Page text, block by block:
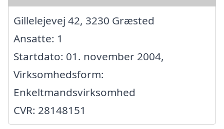
Gillelejevej 42, 3230 Græsted
Ansatte: 1
Startdato: 01. november 2004,
Virksomhedsform:
Enkeltmandsvirksomhed
CVR: 28148151